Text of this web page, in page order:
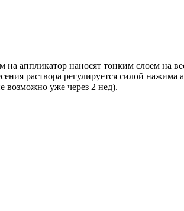
аппликатор наносят тонким слоем на
раствора регулируется силой
возможно уже через 2 нед).